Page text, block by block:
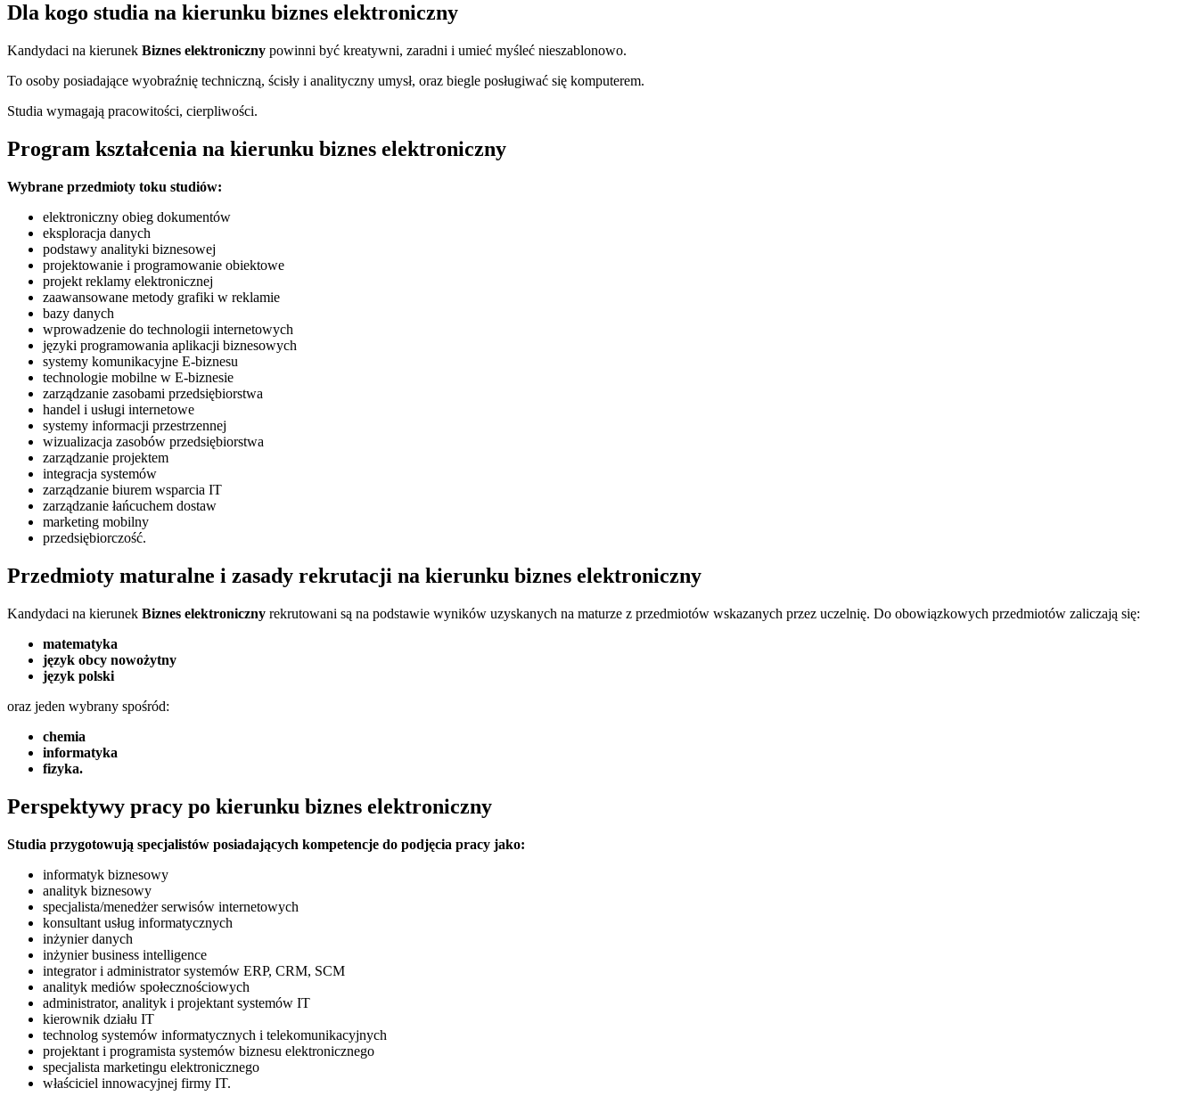
Dla kogo studia na kierunku biznes elektroniczny
Kandydaci na kierunek Biznes elektroniczny powinni być kreatywni, zaradni i umieć myśleć nieszablonowo.
To osoby posiadające wyobraźnię techniczną, ścisły i analityczny umysł, oraz biegle posługiwać się komputerem.
Studia wymagają pracowitości, cierpliwości.
Program kształcenia na kierunku biznes elektroniczny
Wybrane przedmioty toku studiów:
elektroniczny obieg dokumentów
eksploracja danych
podstawy analityki biznesowej
projektowanie i programowanie obiektowe
projekt reklamy elektronicznej
zaawansowane metody grafiki w reklamie
bazy danych
wprowadzenie do technologii internetowych
języki programowania aplikacji biznesowych
systemy komunikacyjne E-biznesu
technologie mobilne w E-biznesie
zarządzanie zasobami przedsiębiorstwa
handel i usługi internetowe
systemy informacji przestrzennej
wizualizacja zasobów przedsiębiorstwa
zarządzanie projektem
integracja systemów
zarządzanie biurem wsparcia IT
zarządzanie łańcuchem dostaw
marketing mobilny
przedsiębiorczość.
Przedmioty maturalne i zasady rekrutacji na kierunku biznes elektroniczny
Kandydaci na kierunek Biznes elektroniczny rekrutowani są na podstawie wyników uzyskanych na maturze z przedmiotów wskazanych przez uczelnię. Do obowiązkowych przedmiotów zaliczają się:
matematyka
język obcy nowożytny
język polski
oraz jeden wybrany spośród:
chemia
informatyka
fizyka.
Perspektywy pracy po kierunku biznes elektroniczny
Studia przygotowują specjalistów posiadających kompetencje do podjęcia pracy jako:
informatyk biznesowy
analityk biznesowy
specjalista/menedżer serwisów internetowych
konsultant usług informatycznych
inżynier danych
inżynier business intelligence
integrator i admin­is­tra­tor systemów ERP, CRM, SCM
analityk mediów społecznościowych
admin­is­tra­tor, analityk i projektant systemów IT
kierownik działu IT
technolog systemów informatycznych i teleko­mu­nika­cyjnych
projektant i programista systemów biznesu elektronicznego
specjalista marketingu elektronicznego
właściciel innowacyjnej firmy IT.